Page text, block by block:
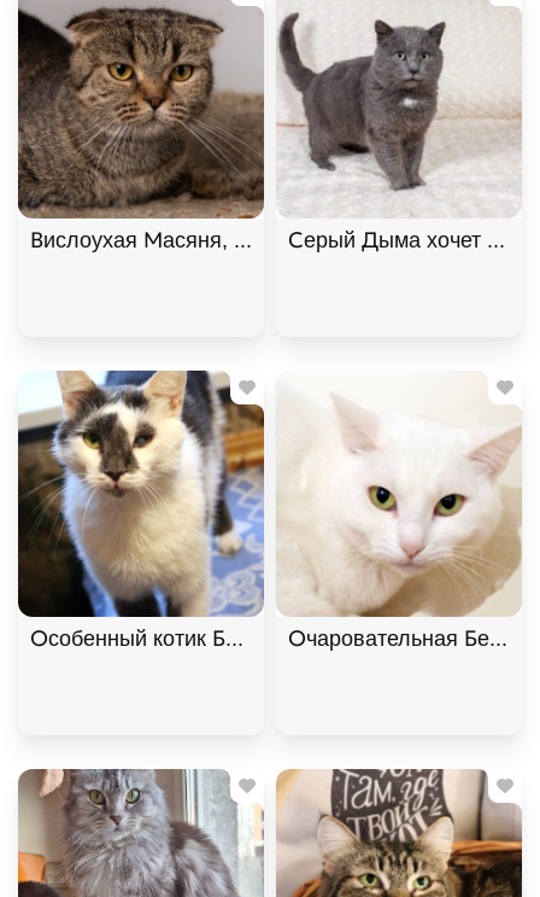
Вислоухая Масяня, Табби, Котельники, Кошка в
Серый Дыма хочет
Особенный котик Барсик ищет дом. В дар! ,
Очаровательная